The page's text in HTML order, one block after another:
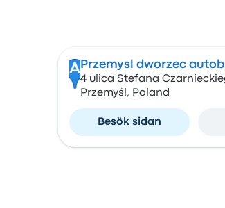
A Przemysl dworzec
4 ulica Stefana
Przemyśl, Poland
Besök sidan